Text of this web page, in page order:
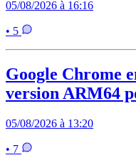
05/08/2026 à 16:16
• 5
Google Chrome
version ARM64
05/08/2026 à 13:20
• 7